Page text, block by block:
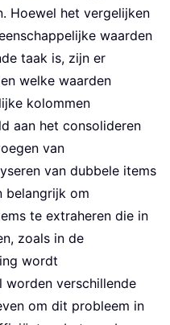
Hoewel het vergelijken
waarden
taak is, zijn er
welke waarden
kolommen
aan het consolideren
van
van dubbele items
belangrijk om
te extraheren die in
zoals in de
wordt
verschillende
om dit probleem in